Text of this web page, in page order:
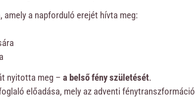
amely a napforduló erejét hívta meg:
nyitotta meg – a belső fény születését.
előadása, mely az adventi fénytranszformáció